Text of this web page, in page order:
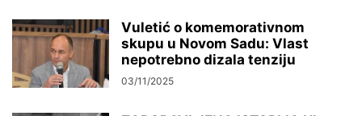
Vuletić o komemorativnom
skupu u Novom Sadu: Vlast
nepotrebno dizala tenziju
03/11/2025